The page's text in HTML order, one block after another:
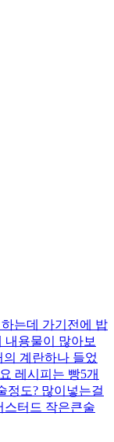
는데 가기전에 밥
내용물이 많아보
계란하나 들었
레시피는 빵5개
정도? 많이넣는걸
스터드 작은큰술